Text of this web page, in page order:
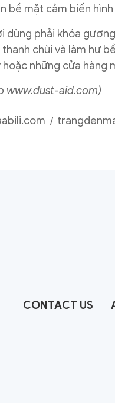
bề mặt cảm biến
dùng phải khóa
chùi và làm hư
những cửa hàng
www.dust-aid.com)
CONTACT US